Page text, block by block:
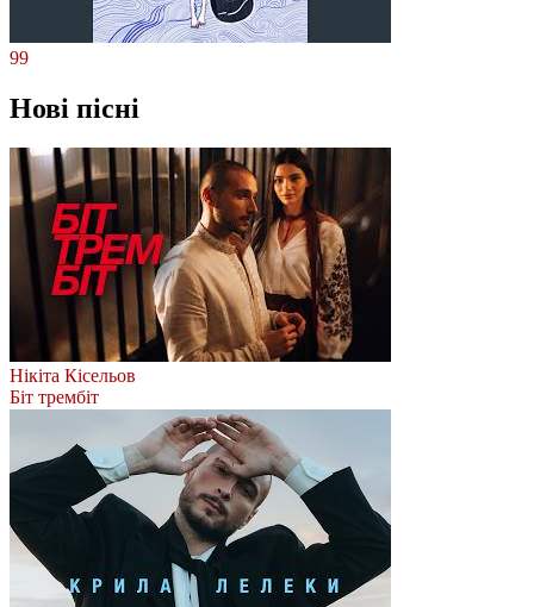
99
Нові пісні
Нікіта Кісельов
Біт трембіт